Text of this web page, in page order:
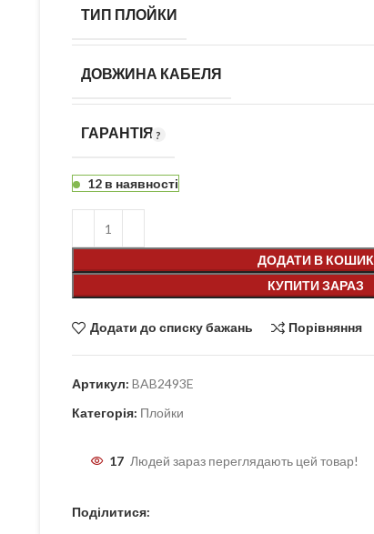
ТИП ПЛОЙКИ
ДОВЖИНА КАБЕЛЯ
ГАРАНТІЯ
12 в наявності
ДОДАТИ В КОШИК
КУПИТИ ЗАРАЗ
Додати до списку бажань Порівняння
Артикул: BAB2493E
Категорія: Плойки
17 Людей зараз переглядають цей товар!
Поділитися: